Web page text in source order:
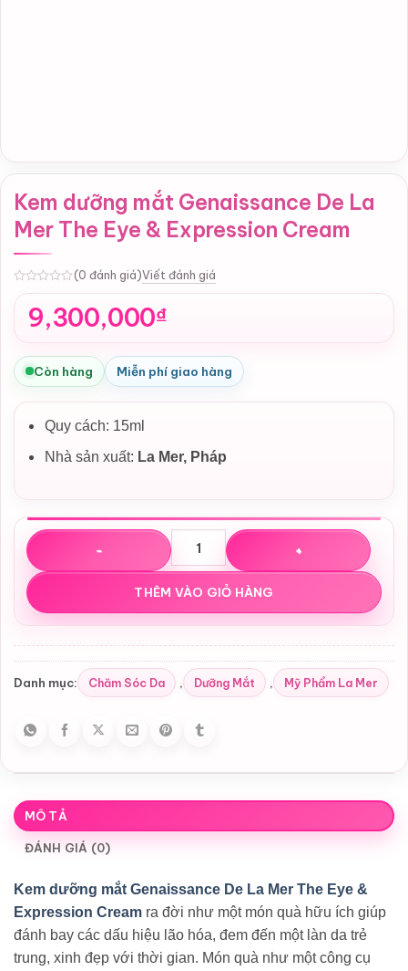
Kem dưỡng mắt Genaissance De La
Mer The Eye & Expression Cream
(0 đánh giá)Viết đánh giá
9,300,000₫
Còn hàng Miễn phí giao hàng
Quy cách: 15ml
Nhà sản xuất: La Mer, Pháp
Kem dưỡng mắt Genaissance De La Mer The Eye &
THÊM VÀO GIỎ HÀNG
Danh mục: Chăm Sóc Da , Dưỡng Mắt , Mỹ Phẩm La Mer
MÔ TẢ
ĐÁNH GIÁ (0)
Kem dưỡng mắt Genaissance De La Mer The Eye &
Expression Cream ra đời như một món quà hữu ích giúp
đánh bay các dấu hiệu lão hóa, đem đến một làn da trẻ
trung, xinh đẹp với thời gian. Món quà như một công cụ